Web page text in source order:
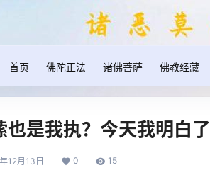
首页 佛陀正法 诸佛菩萨 佛教经藏
也是我执？今天我明白了
12月13日 0 15